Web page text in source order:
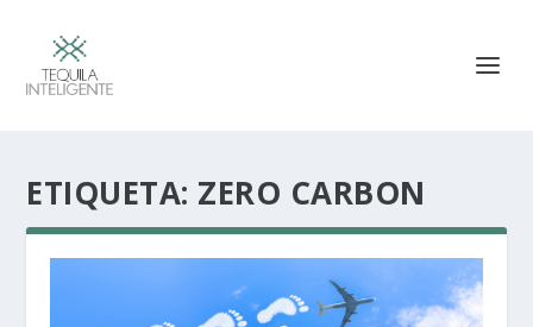
ETIQUETA: ZERO CARBON